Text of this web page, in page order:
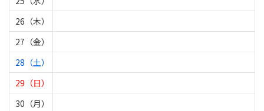
26（木）
27（金）
28（土）
29（日）
30（月）